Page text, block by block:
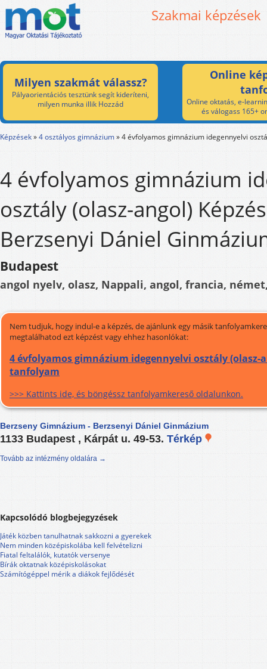
Szakmai képzések
Milyen szakmát válassz?
Pályaorientációs tesztünk segít kideríteni,
milyen munka illik Hozzád
Online
Online oktatás, e-
és válogass 165+
Képzések»4 osztályos gimnázium»4 évfolyamos gimnázium idegennyelvi
4 évfolyamos gimnázium
osztály (olasz-angol)
Berzsenyi Dániel
Budapest
angol nyelv, olasz, Nappali, angol, francia,
Nem tudjuk, hogy indul-e a képzés, de ajánlunk egy másik
megtalálhatod ezt képzést vagy ehhez hasonlókat:
4 évfolyamos gimnázium idegennyelvi osztály (olasz-
tanfolyam
>>> Kattints ide, és böngéssz tanfolyamkereső oldalunkon.
Berzseny Gimnázium - Berzsenyi Dániel Ginmázium
1133 Budapest , Kárpát u. 49-53. Térkép
Tovább az intézmény oldalára →
Kapcsolódó blogbejegyzések
Játék közben tanulhatnak sakkozni a gyerekek
Nem minden középiskolába kell felvételizni
Fiatal feltalálók, kutatók versenye
Bírák oktatnak középiskolásokat
Számítógéppel mérik a diákok fejlődését